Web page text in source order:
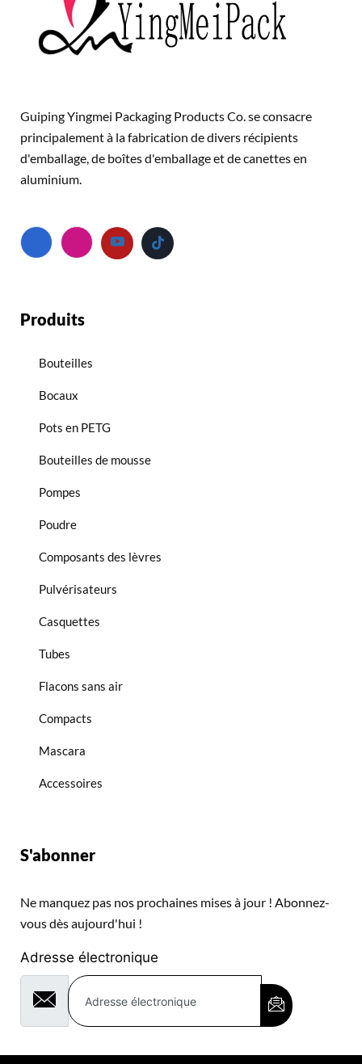
Guiping Yingmei Packaging Products Co. se consacre
principalement à la fabrication de divers récipients
d'emballage, de boîtes d'emballage et de canettes en
aluminium.
Produits
Bouteilles
Bocaux
Pots en PETG
Bouteilles de mousse
Pompes
Poudre
Composants des lèvres
Pulvérisateurs
Casquettes
Tubes
Flacons sans air
Compacts
Mascara
Accessoires
S'abonner
Ne manquez pas nos prochaines mises à jour ! Abonnez-
vous dès aujourd'hui !
Adresse électronique